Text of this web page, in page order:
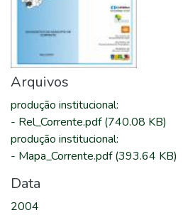
Arquivos
produção institucional:
- Rel_Corrente.pdf(740.08 KB)
produção institucional:
- Mapa_Corrente.pdf(393.64 KB)
Data
2004